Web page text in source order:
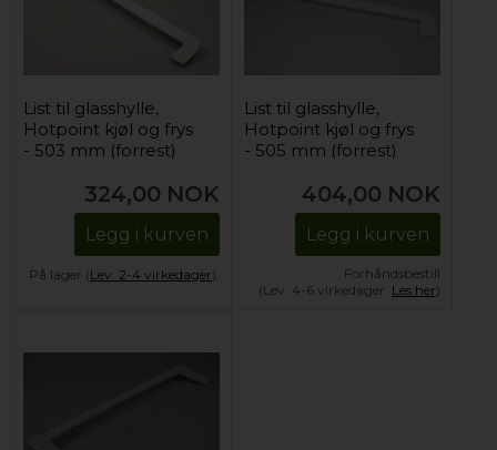
List til glasshylle,
Hotpoint kjøl og frys
- 503 mm (forrest)
324,00 NOK
Legg i kurven
På lager (Lev. 2-4 virkedager).
List til glasshylle,
Hotpoint kjøl og frys
- 505 mm (forrest)
404,00 NOK
Legg i kurven
Forhåndsbestill
(Lev. 4-6 virkedager. Les her)